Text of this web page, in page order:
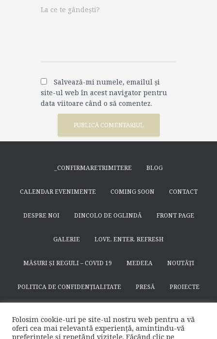
La ce te gândești?
Salvează-mi numele, emailul și
site-ul web în acest navigator pentru
data viitoare când o să comentez.
_CONFIRMARETRIMITERE BLOG
CALENDAR EVENIMENTE COMING SOON CONTACT
DESPRE NOI DINCOLO DE OGLINDĂ FRONT PAGE
GALERIE LOVE. ENTER. REFRESH
MĂSURI ȘI REGULI – COVID 19 MEDEEA NOUTĂȚI
POLITICA DE CONFIDENȚIALITATE PRESĂ PROIECTE
SUSȚINE TEATRULAPROPO.RO
Folosim cookie-uri pe site-ul nostru web pentru a vă
oferi cea mai relevantă experiență, amintindu-vă
preferințele și repetând vizitele. Făcând clic pe